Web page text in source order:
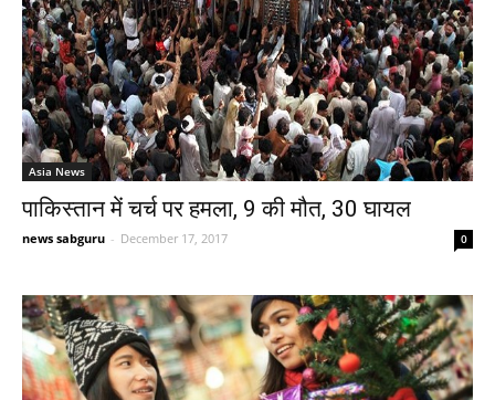
Asia News
पाकिस्तान में चर्च पर हमला, 9 की मौत, 30 घायल
news sabguru - December 17, 2017 0